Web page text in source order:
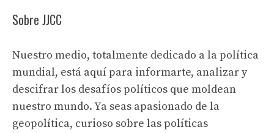
Sobre JJCC
Nuestro medio, totalmente dedicado a la política
mundial, está aquí para informarte, analizar y
descifrar los desafíos políticos que moldean
nuestro mundo. Ya seas apasionado de la
geopolítica, curioso sobre las políticas